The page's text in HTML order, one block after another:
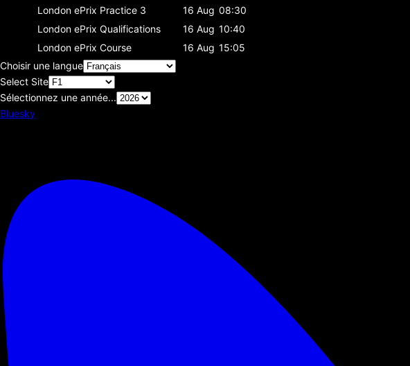
London ePrix Practice 3 16 Aug 08:30
London ePrix Qualifications 16 Aug 10:40
London ePrix Course 16 Aug 15:05
Choisir une langue
Select Site
Sélectionnez une année...
Bluesky